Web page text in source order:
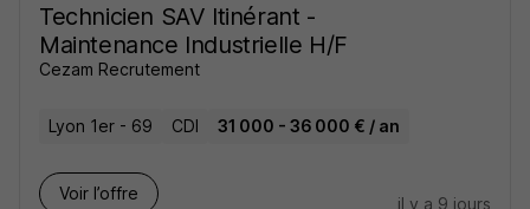
Technicien SAV Itinérant -
Maintenance Industrielle H/F
Cezam Recrutement
Lyon 1er - 69 CDI 31 000 - 36 000 € / an
Voir l’offre
il y a 9 jours